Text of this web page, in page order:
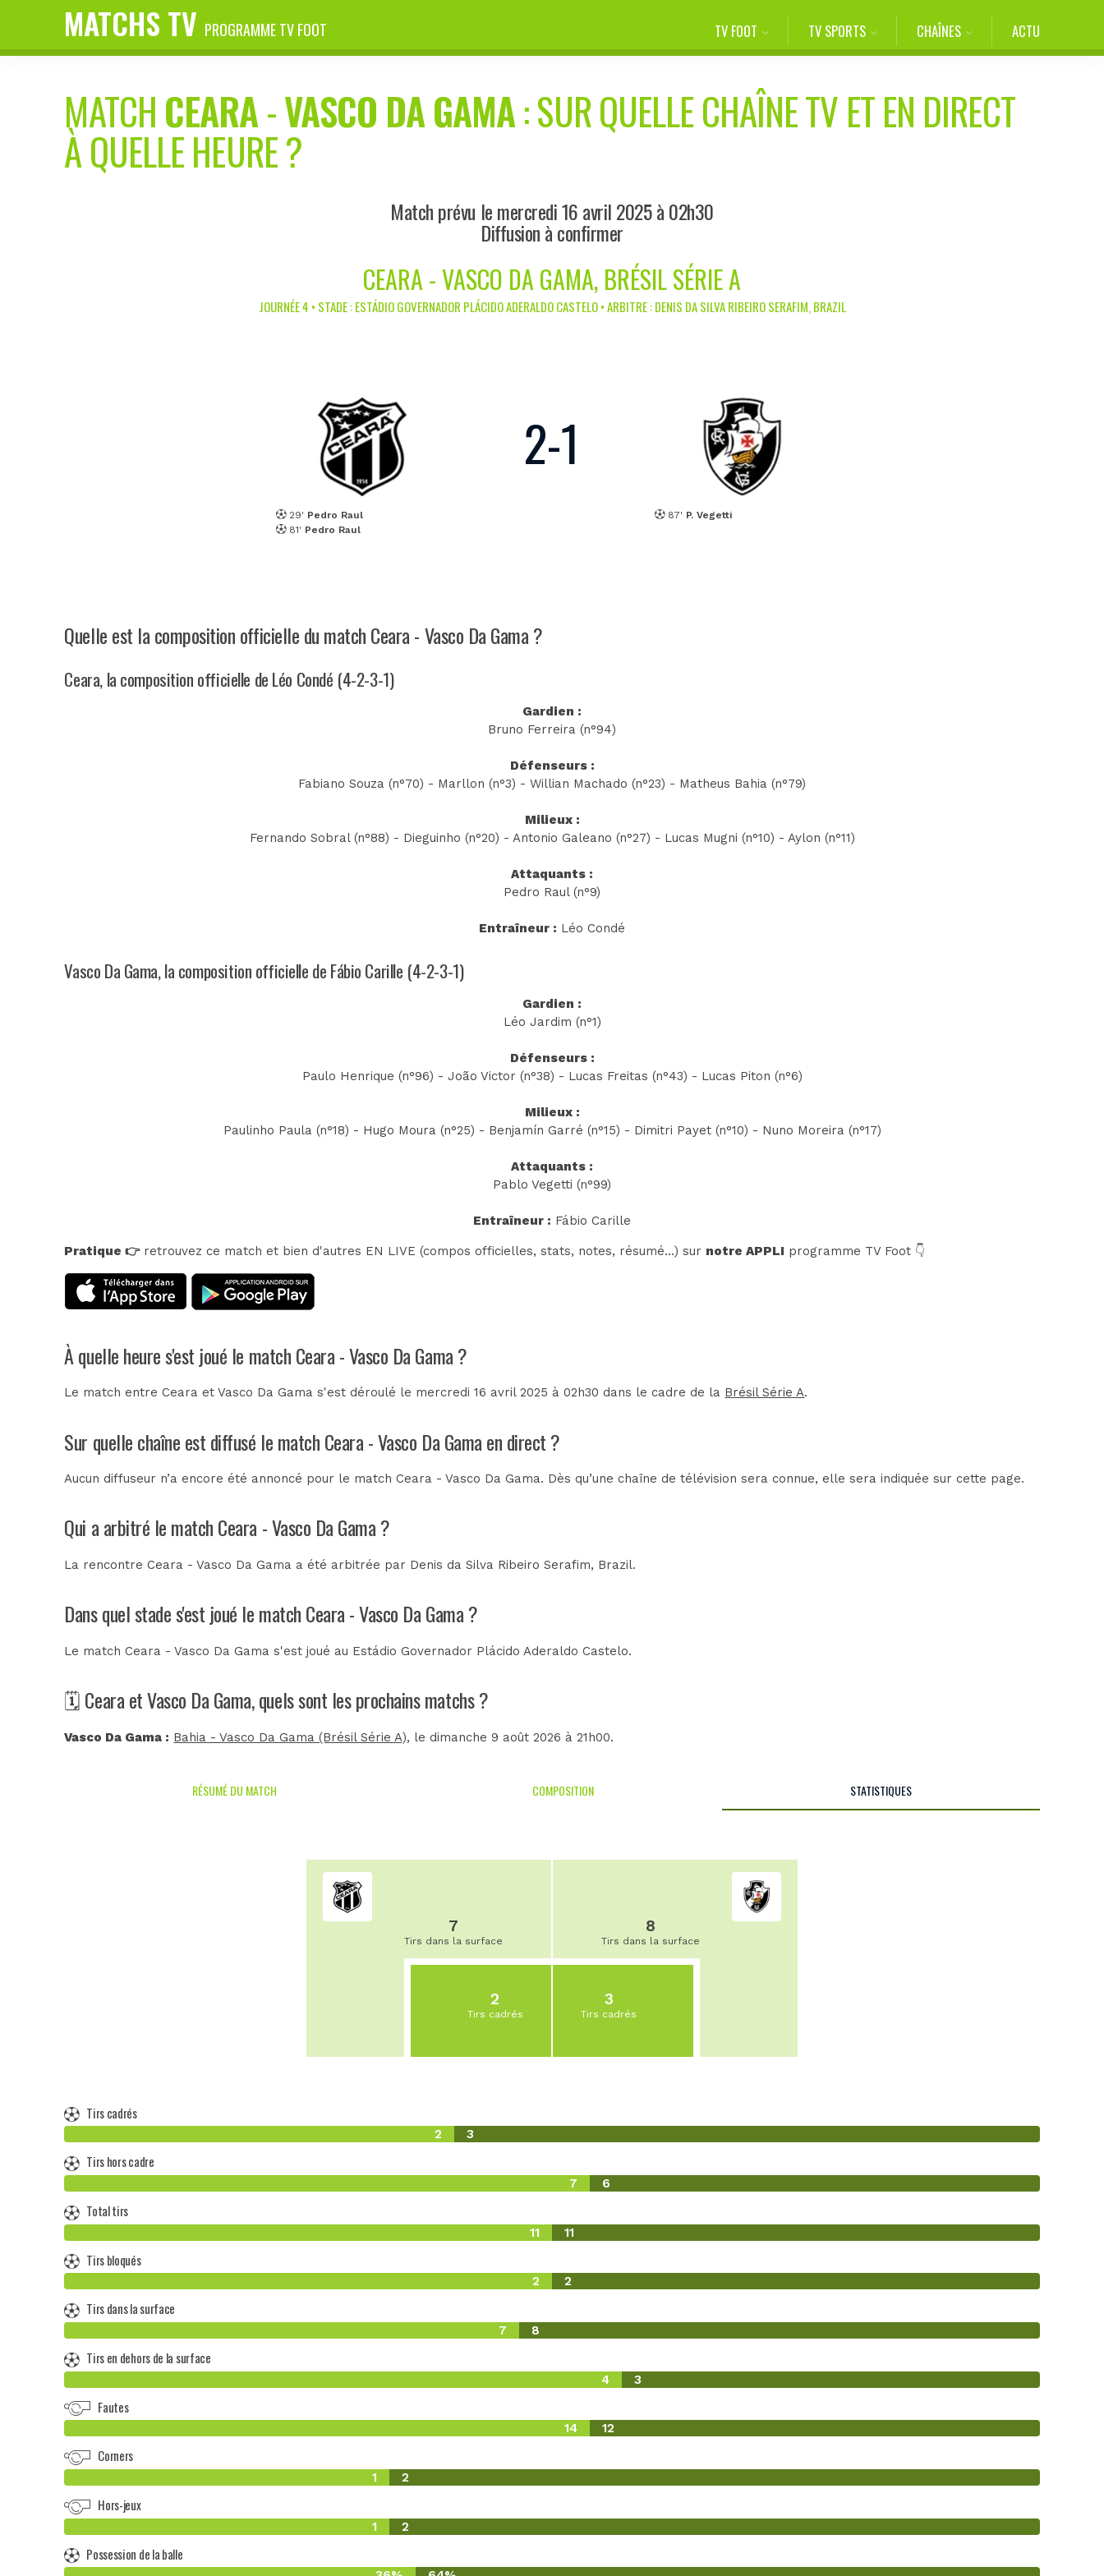
MATCHS TV PROGRAMME TV FOOT TV FOOT TV SPORTS CHAÎNES ACTU
MATCHCEARA-VASCO DA GAMA: SUR QUELLE CHAÎNE TV ET EN DIRECT
À QUELLE HEURE ?
Match prévu le mercredi 16 avril 2025 à 02h30
Diffusion à confirmer
CEARA - VASCO DA GAMA, BRÉSIL SÉRIE A
JOURNÉE 4 • STADE : ESTÁDIO GOVERNADOR PLÁCIDO ADERALDO CASTELO • ARBITRE : DENIS DA SILVA RIBEIRO SERAFIM, BRAZIL
29' Pedro Raul
81' Pedro Raul
2-1
87' P. Vegetti
Quelle est la composition officielle du match Ceara - Vasco Da Gama ?
Ceara, la composition officielle de Léo Condé (4-2-3-1)
Gardien :
Bruno Ferreira (n°94)
Défenseurs :
Fabiano Souza (n°70) - Marllon (n°3) - Willian Machado (n°23) - Matheus Bahia (n°79)
Milieux :
Fernando Sobral (n°88) - Dieguinho (n°20) - Antonio Galeano (n°27) - Lucas Mugni (n°10) - Aylon (n°11)
Attaquants :
Pedro Raul (n°9)
Entraîneur : Léo Condé
Vasco Da Gama, la composition officielle de Fábio Carille (4-2-3-1)
Gardien :
Léo Jardim (n°1)
Défenseurs :
Paulo Henrique (n°96) - João Victor (n°38) - Lucas Freitas (n°43) - Lucas Piton (n°6)
Milieux :
Paulinho Paula (n°18) - Hugo Moura (n°25) - Benjamín Garré (n°15) - Dimitri Payet (n°10) - Nuno Moreira (n°17)
Attaquants :
Pablo Vegetti (n°99)
Entraîneur : Fábio Carille
Pratique 👉retrouvez ce match et bien d'autres EN LIVE (compos officielles, stats, notes, résumé...) sur notre APPLI programme TV Foot 👇
À quelle heure s'est joué le match Ceara - Vasco Da Gama ?
Le match entre Ceara et Vasco Da Gama s'est déroulé le mercredi 16 avril 2025 à 02h30 dans le cadre de la Brésil Série A.
Sur quelle chaîne est diffusé le match Ceara - Vasco Da Gama en direct ?
Aucun diffuseur n’a encore été annoncé pour le match Ceara - Vasco Da Gama. Dès qu’une chaîne de télévision sera connue, elle sera indiquée sur cette page.
Qui a arbitré le match Ceara - Vasco Da Gama ?
La rencontre Ceara - Vasco Da Gama a été arbitrée par Denis da Silva Ribeiro Serafim, Brazil.
Dans quel stade s'est joué le match Ceara - Vasco Da Gama ?
Le match Ceara - Vasco Da Gama s'est joué au Estádio Governador Plácido Aderaldo Castelo.
🗓️ Ceara et Vasco Da Gama, quels sont les prochains matchs ?
Vasco Da Gama : Bahia - Vasco Da Gama (Brésil Série A), le dimanche 9 août 2026 à 21h00.
RÉSUMÉ DU MATCH COMPOSITION STATISTIQUES
7
Tirs dans la surface
2
Tirs cadrés
8
Tirs dans la surface
3
Tirs cadrés
Tirs cadrés
2 3
Tirs hors cadre
7 6
Total tirs
11 11
Tirs bloqués
2 2
Tirs dans la surface
7 8
Tirs en dehors de la surface
4 3
Fautes
14 12
Corners
1 2
Hors-jeux
1 2
Possession de la balle